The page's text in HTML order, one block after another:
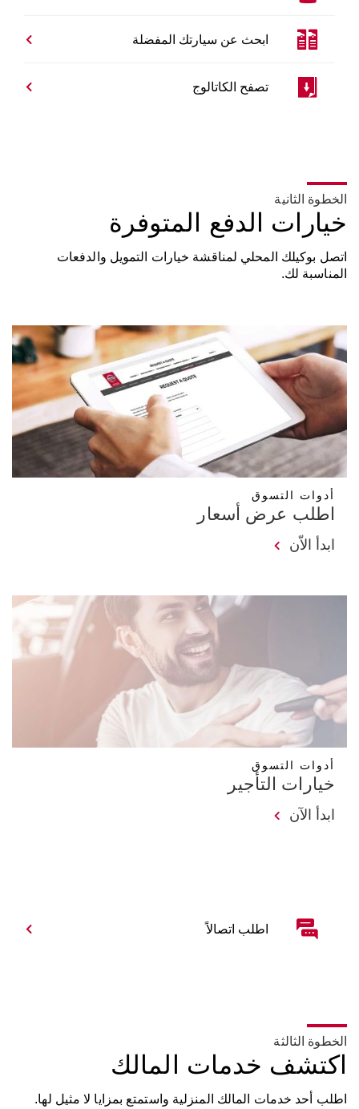
ابحث عن سيارتك المفضلة
تصفح الكاتالوج
خيارات الدفع المتوفرة
الخطوة الثانية
اتصل بوكيلك المحلي لمناقشة خيارات التمويل والدفعات
المناسبة لك.
اطلب عرض أسعار
أدوات التسوق
ابدأ الاّن
خيارات التأجير
أدوات التسوق
ابدأ الآن
اطلب اتصالاً
اكتشف خدمات المالك
الخطوة الثالثة
اطلب أحد خدمات المالك المنزلية واستمتع بمزايا لا مثيل لها.